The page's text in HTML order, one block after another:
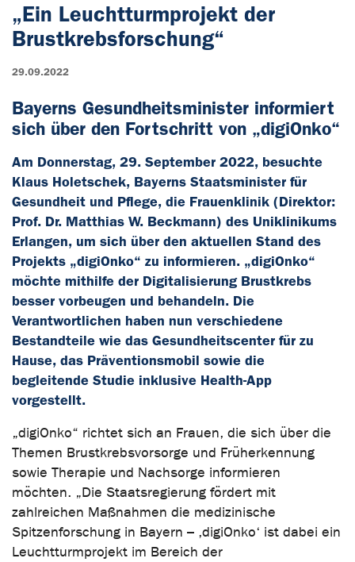
„Ein Leuchtturmprojekt der
Brustkrebsforschung“
29.09.2022
Bayerns Gesundheitsminister informiert
sich über den Fortschritt von „digiOnko“
Am Donnerstag, 29. September 2022, besuchte
Klaus Holetschek, Bayerns Staatsminister für
Gesundheit und Pflege, die Frauenklinik (Direktor:
Prof. Dr. Matthias W. Beckmann) des Uniklinikums
Erlangen, um sich über den aktuellen Stand des
Projekts „digiOnko“ zu informieren. „digiOnko“
möchte mithilfe der Digitalisierung Brustkrebs
besser vorbeugen und behandeln. Die
Verantwortlichen haben nun verschiedene
Bestandteile wie das Gesundheitscenter für zu
Hause, das Präventionsmobil sowie die
begleitende Studie inklusive Health-App
vorgestellt.
„digiOnko“ richtet sich an Frauen, die sich über die
Themen Brustkrebsvorsorge und Früherkennung
sowie Therapie und Nachsorge informieren
möchten. „Die Staatsregierung fördert mit
zahlreichen Maßnahmen die medizinische
Spitzenforschung in Bayern – ,digiOnko‘ ist dabei ein
Leuchtturmprojekt im Bereich der